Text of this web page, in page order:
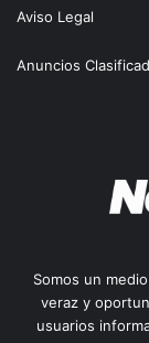
Aviso Legal
Anuncios
Somos un
veraz y
usuarios